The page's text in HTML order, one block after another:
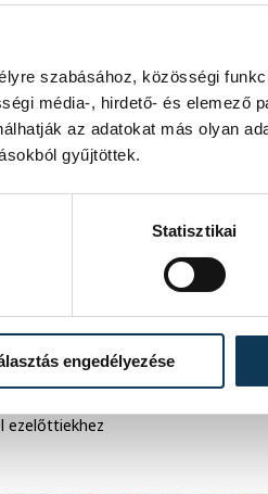
szabásához, közösségi
média-, hirdető- és elemező
az adatokat más olyan
gyűjtöttek.
Statisztikai
engedélyezése
és a
kétszer
emelkedett,
változott, a
ezelőttiekhez